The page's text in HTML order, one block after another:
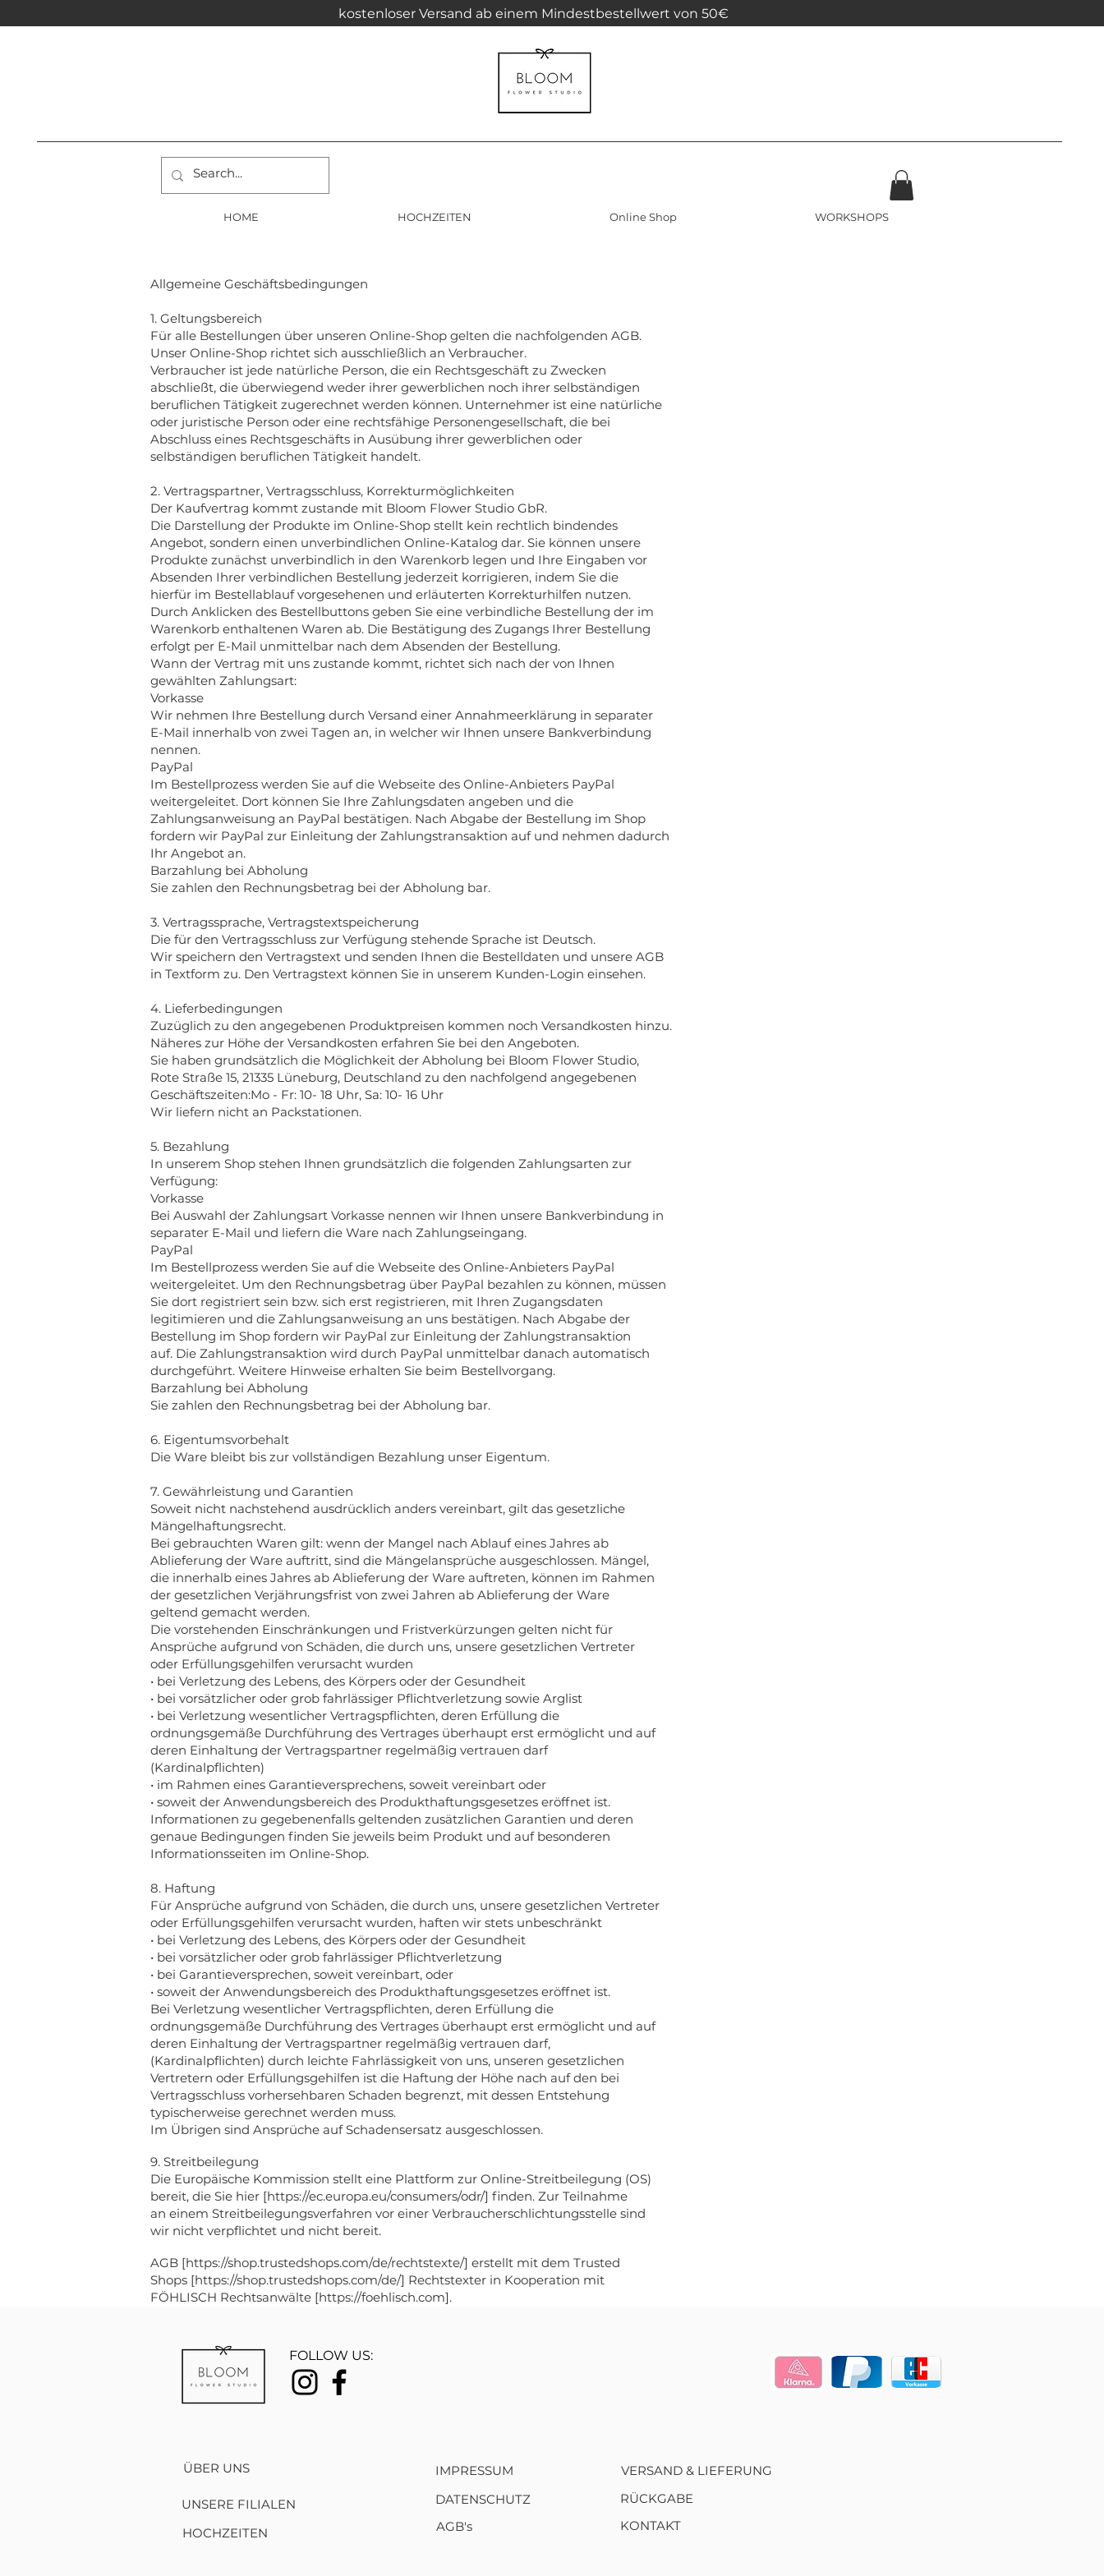
kostenloser Versand ab einem Mindestbestellwert von 50€
HOME HOCHZEITEN Online Shop WORKSHOPS
Allgemeine Geschäftsbedingungen
1. Geltungsbereich
Für alle Bestellungen über unseren Online-Shop gelten die nachfolgenden AGB.
Unser Online-Shop richtet sich ausschließlich an Verbraucher.
Verbraucher ist jede natürliche Person, die ein Rechtsgeschäft zu Zwecken
abschließt, die überwiegend weder ihrer gewerblichen noch ihrer selbständigen
beruflichen Tätigkeit zugerechnet werden können. Unternehmer ist eine natürliche
oder juristische Person oder eine rechtsfähige Personengesellschaft, die bei
Abschluss eines Rechtsgeschäfts in Ausübung ihrer gewerblichen oder
selbständigen beruflichen Tätigkeit handelt.
2. Vertragspartner, Vertragsschluss, Korrekturmöglichkeiten
Der Kaufvertrag kommt zustande mit Bloom Flower Studio GbR.
Die Darstellung der Produkte im Online-Shop stellt kein rechtlich bindendes
Angebot, sondern einen unverbindlichen Online-Katalog dar. Sie können unsere
Produkte zunächst unverbindlich in den Warenkorb legen und Ihre Eingaben vor
Absenden Ihrer verbindlichen Bestellung jederzeit korrigieren, indem Sie die
hierfür im Bestellablauf vorgesehenen und erläuterten Korrekturhilfen nutzen.
Durch Anklicken des Bestellbuttons geben Sie eine verbindliche Bestellung der im
Warenkorb enthaltenen Waren ab. Die Bestätigung des Zugangs Ihrer Bestellung
erfolgt per E-Mail unmittelbar nach dem Absenden der Bestellung.
Wann der Vertrag mit uns zustande kommt, richtet sich nach der von Ihnen
gewählten Zahlungsart:
Vorkasse
Wir nehmen Ihre Bestellung durch Versand einer Annahmeerklärung in separater
E-Mail innerhalb von zwei Tagen an, in welcher wir Ihnen unsere Bankverbindung
nennen.
PayPal
Im Bestellprozess werden Sie auf die Webseite des Online-Anbieters PayPal
weitergeleitet. Dort können Sie Ihre Zahlungsdaten angeben und die
Zahlungsanweisung an PayPal bestätigen. Nach Abgabe der Bestellung im Shop
fordern wir PayPal zur Einleitung der Zahlungstransaktion auf und nehmen dadurch
Ihr Angebot an.
Barzahlung bei Abholung
Sie zahlen den Rechnungsbetrag bei der Abholung bar.
3. Vertragssprache, Vertragstextspeicherung
Die für den Vertragsschluss zur Verfügung stehende Sprache ist Deutsch.
Wir speichern den Vertragstext und senden Ihnen die Bestelldaten und unsere AGB
in Textform zu. Den Vertragstext können Sie in unserem Kunden-Login einsehen.
4. Lieferbedingungen
Zuzüglich zu den angegebenen Produktpreisen kommen noch Versandkosten hinzu.
Näheres zur Höhe der Versandkosten erfahren Sie bei den Angeboten.
Sie haben grundsätzlich die Möglichkeit der Abholung bei Bloom Flower Studio,
Rote Straße 15, 21335 Lüneburg, Deutschland zu den nachfolgend angegebenen
Geschäftszeiten:Mo - Fr: 10- 18 Uhr, Sa: 10- 16 Uhr
Wir liefern nicht an Packstationen.
5. Bezahlung
In unserem Shop stehen Ihnen grundsätzlich die folgenden Zahlungsarten zur
Verfügung:
Vorkasse
Bei Auswahl der Zahlungsart Vorkasse nennen wir Ihnen unsere Bankverbindung in
separater E-Mail und liefern die Ware nach Zahlungseingang.
PayPal
Im Bestellprozess werden Sie auf die Webseite des Online-Anbieters PayPal
weitergeleitet. Um den Rechnungsbetrag über PayPal bezahlen zu können, müssen
Sie dort registriert sein bzw. sich erst registrieren, mit Ihren Zugangsdaten
legitimieren und die Zahlungsanweisung an uns bestätigen. Nach Abgabe der
Bestellung im Shop fordern wir PayPal zur Einleitung der Zahlungstransaktion
auf. Die Zahlungstransaktion wird durch PayPal unmittelbar danach automatisch
durchgeführt. Weitere Hinweise erhalten Sie beim Bestellvorgang.
Barzahlung bei Abholung
Sie zahlen den Rechnungsbetrag bei der Abholung bar.
6. Eigentumsvorbehalt
Die Ware bleibt bis zur vollständigen Bezahlung unser Eigentum.
7. Gewährleistung und Garantien
Soweit nicht nachstehend ausdrücklich anders vereinbart, gilt das gesetzliche
Mängelhaftungsrecht.
Bei gebrauchten Waren gilt: wenn der Mangel nach Ablauf eines Jahres ab
Ablieferung der Ware auftritt, sind die Mängelansprüche ausgeschlossen. Mängel,
die innerhalb eines Jahres ab Ablieferung der Ware auftreten, können im Rahmen
der gesetzlichen Verjährungsfrist von zwei Jahren ab Ablieferung der Ware
geltend gemacht werden.
Die vorstehenden Einschränkungen und Fristverkürzungen gelten nicht für
Ansprüche aufgrund von Schäden, die durch uns, unsere gesetzlichen Vertreter
oder Erfüllungsgehilfen verursacht wurden
• bei Verletzung des Lebens, des Körpers oder der Gesundheit
• bei vorsätzlicher oder grob fahrlässiger Pflichtverletzung sowie Arglist
• bei Verletzung wesentlicher Vertragspflichten, deren Erfüllung die
ordnungsgemäße Durchführung des Vertrages überhaupt erst ermöglicht und auf
deren Einhaltung der Vertragspartner regelmäßig vertrauen darf
(Kardinalpflichten)
• im Rahmen eines Garantieversprechens, soweit vereinbart oder
• soweit der Anwendungsbereich des Produkthaftungsgesetzes eröffnet ist.
Informationen zu gegebenenfalls geltenden zusätzlichen Garantien und deren
genaue Bedingungen finden Sie jeweils beim Produkt und auf besonderen
Informationsseiten im Online-Shop.
8. Haftung
Für Ansprüche aufgrund von Schäden, die durch uns, unsere gesetzlichen Vertreter
oder Erfüllungsgehilfen verursacht wurden, haften wir stets unbeschränkt
• bei Verletzung des Lebens, des Körpers oder der Gesundheit
• bei vorsätzlicher oder grob fahrlässiger Pflichtverletzung
• bei Garantieversprechen, soweit vereinbart, oder
• soweit der Anwendungsbereich des Produkthaftungsgesetzes eröffnet ist.
Bei Verletzung wesentlicher Vertragspflichten, deren Erfüllung die
ordnungsgemäße Durchführung des Vertrages überhaupt erst ermöglicht und auf
deren Einhaltung der Vertragspartner regelmäßig vertrauen darf,
(Kardinalpflichten) durch leichte Fahrlässigkeit von uns, unseren gesetzlichen
Vertretern oder Erfüllungsgehilfen ist die Haftung der Höhe nach auf den bei
Vertragsschluss vorhersehbaren Schaden begrenzt, mit dessen Entstehung
typischerweise gerechnet werden muss.
Im Übrigen sind Ansprüche auf Schadensersatz ausgeschlossen.
9. Streitbeilegung
Die Europäische Kommission stellt eine Plattform zur Online-Streitbeilegung (OS)
bereit, die Sie hier [https://ec.europa.eu/consumers/odr/] finden. Zur Teilnahme
an einem Streitbeilegungsverfahren vor einer Verbraucherschlichtungsstelle sind
wir nicht verpflichtet und nicht bereit.
AGB [https://shop.trustedshops.com/de/rechtstexte/] erstellt mit dem Trusted
Shops [https://shop.trustedshops.com/de/] Rechtstexter in Kooperation mit
FÖHLISCH Rechtsanwälte [https://foehlisch.com].
FOLLOW US:
ÜBER UNS
HOCHZEITEN
UNSERE FILIALEN
IMPRESSUM
DATENSCHUTZ
AGB's
KONTAKT
VERSAND & LIEFERUNG
RÜCKGABE